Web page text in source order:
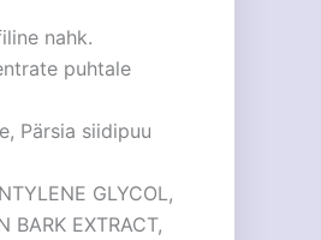
nahk.
puhtale
Pärsia siidipuu
GLYCOL,
BARK EXTRACT,